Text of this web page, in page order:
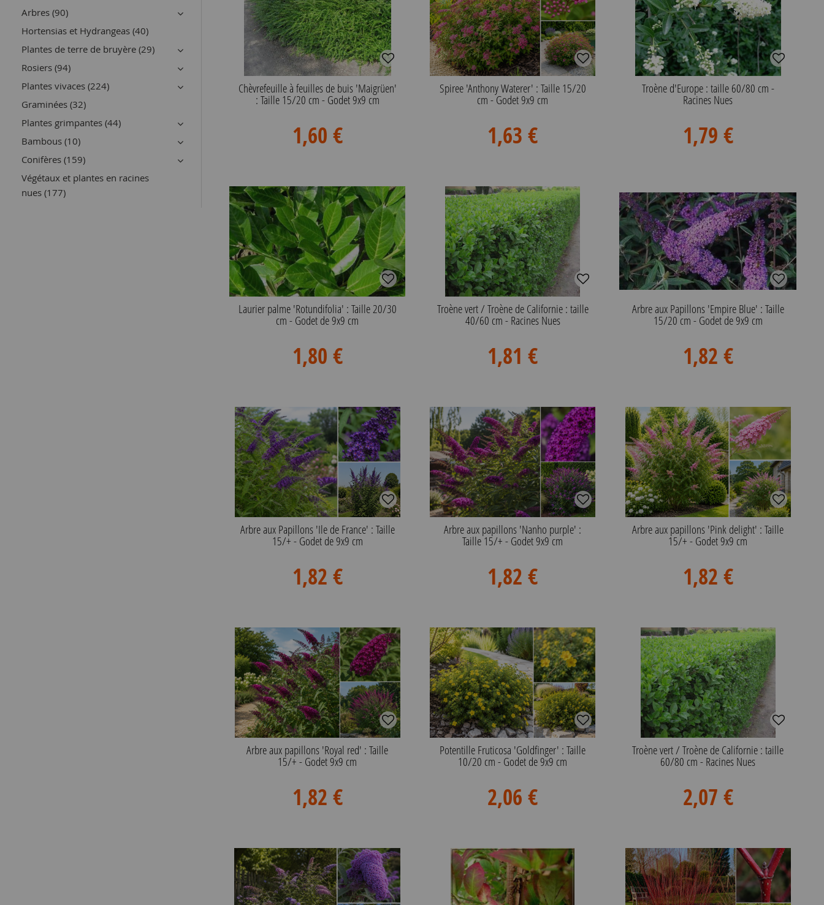
Arbres (90)
Hortensias et Hydrangeas (40)
Plantes de terre de bruyère (29)
Rosiers (94)
Plantes vivaces (224)
Graminées (32)
Plantes grimpantes (44)
Bambous (10)
Conifères (159)
Végétaux et plantes en racines
nues (177)
Chèvrefeuille à feuilles de buis 'Maigrüen'
: Taille 15/20 cm - Godet 9x9 cm
1,60 €
Spiree 'Anthony Waterer' : Taille 15/20
cm - Godet 9x9 cm
1,63 €
Troène d'Europe : taille 60/80 cm -
Racines Nues
1,79 €
Laurier palme 'Rotundifolia' : Taille 20/30
cm - Godet de 9x9 cm
1,80 €
Troène vert / Troène de Californie : taille
40/60 cm - Racines Nues
1,81 €
Arbre aux Papillons 'Empire Blue' : Taille
15/20 cm - Godet de 9x9 cm
1,82 €
Arbre aux Papillons 'Ile de France' : Taille
15/+ - Godet de 9x9 cm
1,82 €
Arbre aux papillons 'Nanho purple' :
Taille 15/+ - Godet 9x9 cm
1,82 €
Arbre aux papillons 'Pink delight' : Taille
15/+ - Godet 9x9 cm
1,82 €
Arbre aux papillons 'Royal red' : Taille
15/+ - Godet 9x9 cm
1,82 €
Potentille Fruticosa 'Goldfinger' : Taille
10/20 cm - Godet de 9x9 cm
2,06 €
Troène vert / Troène de Californie : taille
60/80 cm - Racines Nues
2,07 €